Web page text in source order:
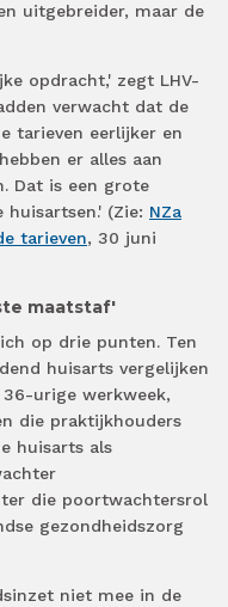
uitgebreider, maar de
opdracht,' zegt LHV-
verwacht dat de
tarieven eerlijker en
er alles aan
Dat is een grote
(Zie: NZa
tarieven, 30 juni
maatstaf'
op drie punten. Ten
huisarts vergelijken
urige werkweek,
die praktijkhouders
huisarts als
die poortwachtersrol
gezondheidszorg
niet mee in de